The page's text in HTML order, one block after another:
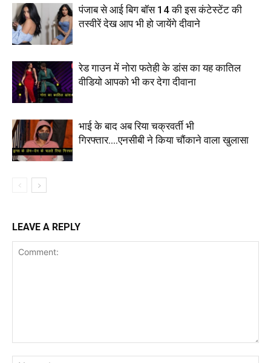
पंजाब से आई बिग बॉस 14 की इस कंटेस्टेंट की
तस्वीरें देख आप भी हो जायेंगे दीवाने
रेड गाउन में नोरा फतेही के डांस का यह कातिल
वीडियो आपको भी कर देगा दीवाना
भाई के बाद अब रिया चक्रवर्ती भी
गिरफ्तार….एनसीबी ने किया चौंकाने वाला खुलासा
LEAVE A REPLY